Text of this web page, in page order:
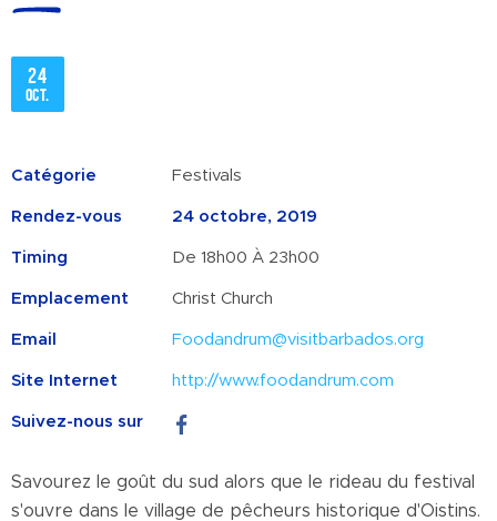
24
oct.
Catégorie Festivals
Rendez-vous 24 octobre, 2019
Timing De 18h00 À 23h00
Emplacement Christ Church
Email Foodandrum@visitbarbados.org
Site Internet http://www.foodandrum.com
Suivez-nous sur
Savourez le goût du sud alors que le rideau du festival
s'ouvre dans le village de pêcheurs historique d'Oistins.